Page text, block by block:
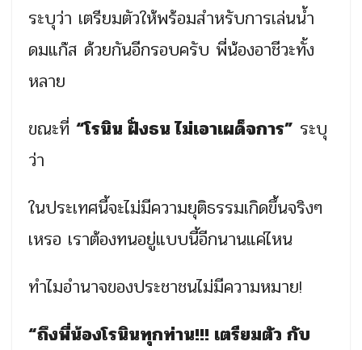
ระบุว่า เตรียมตัวให้พร้อมสำหรับการเล่นน้ำ
ดมแก๊ส ด้วยกันอีกรอบครับ พี่น้องอาชีวะทั้ง
หลาย
ขณะที่ “โรนิน ฝั่งธน ไม่เอาเผด็จการ” ระบุ
ว่า
ในประเทศนี้จะไม่มีความยุติธรรมเกิดขึ้นจริงๆ
เหรอ เราต้องทนอยู่แบบนี้อีกนานแค่ไหน
ทำไมอำนาจของประชาชนไม่มีความหมาย!
“ถึงพี่น้องโรนินทุกท่าน!!! เตรียมตัว กับ